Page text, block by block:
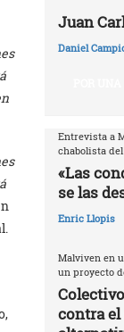
Juan
Daniel
Entrevista a
chabolista
«Las
se las
Enric Llopis
Malviven en
un proyecto
contra el